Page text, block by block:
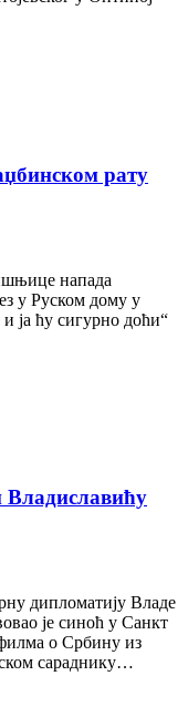
рату
напада
у Руском дому у
и ја ћу сигурно доћи“
Владиславићу
дипломатију Владе
је синоћ у Санкт
о Србину из
сараднику…